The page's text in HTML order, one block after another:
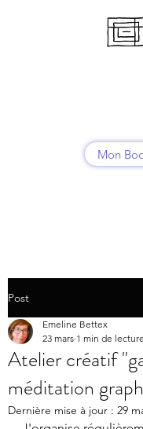
Mon
Post
Atelier créatif
méditation
Emeline Bettex
23 mars 1 min de lecture
Dernière mise à jour : 29